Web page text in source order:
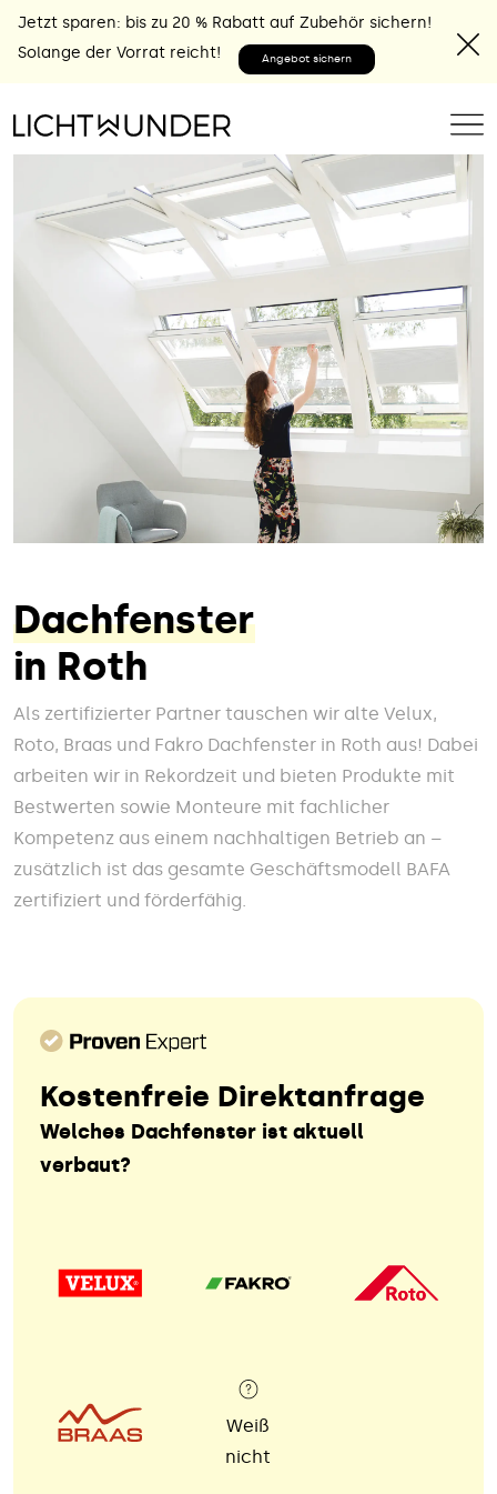
Jetzt sparen: bis zu 20 % Rabatt auf Zubehör sichern!
Solange der Vorrat reicht!
Angebot sichern
Dachfenster
in Roth
Als zertifizierter Partner tauschen wir alte Velux,
Roto, Braas und Fakro Dachfenster in Roth aus! Dabei
arbeiten wir in Rekordzeit und bieten Produkte mit
Bestwerten sowie Monteure mit fachlicher
Kompetenz aus einem nachhaltigen Betrieb an –
zusätzlich ist das gesamte Geschäftsmodell BAFA
zertifiziert und förderfähig.
Kostenfreie Direktanfrage
Welches Dachfenster ist aktuell
verbaut?
Weiß
nicht